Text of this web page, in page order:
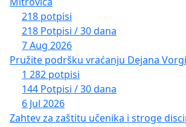
218 potpisi
218 Potpisi / 30 dana
7 Aug 2026
Pružite podršku vraćanju Dejana
1 282 potpisi
144 Potpisi / 30 dana
6 Jul 2026
Zahtev za zaštitu učenika i stroge